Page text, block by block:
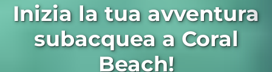
Inizia la tua avventura
subacquea a Coral
Beach!